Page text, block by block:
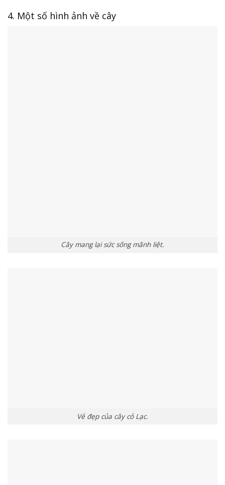
4. Một số hình ảnh về cây
Cây mang lại sức sống mãnh liệt.
Vẻ đẹp của cây cỏ Lạc.